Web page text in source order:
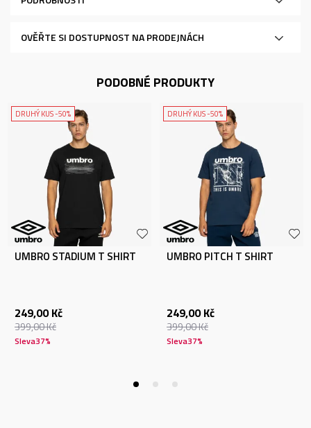
OVĚŘTE SI DOSTUPNOST NA PRODEJNÁCH
PODOBNÉ PRODUKTY
DRUHÝ KUS -50%
UMBRO STADIUM T SHIRT
249,00 Kč
399,00Kč
Sleva37%
DRUHÝ KUS -50%
UMBRO PITCH T SHIRT
249,00 Kč
399,00Kč
Sleva37%